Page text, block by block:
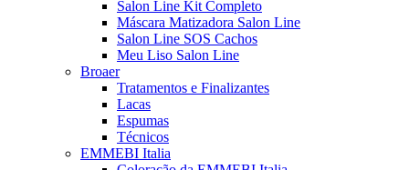
Salon Line Kit Completo
Máscara Matizadora Salon Line
Salon Line SOS Cachos
Meu Liso Salon Line
Broaer
Tratamentos e Finalizantes
Lacas
Espumas
Técnicos
EMMEBI Italia